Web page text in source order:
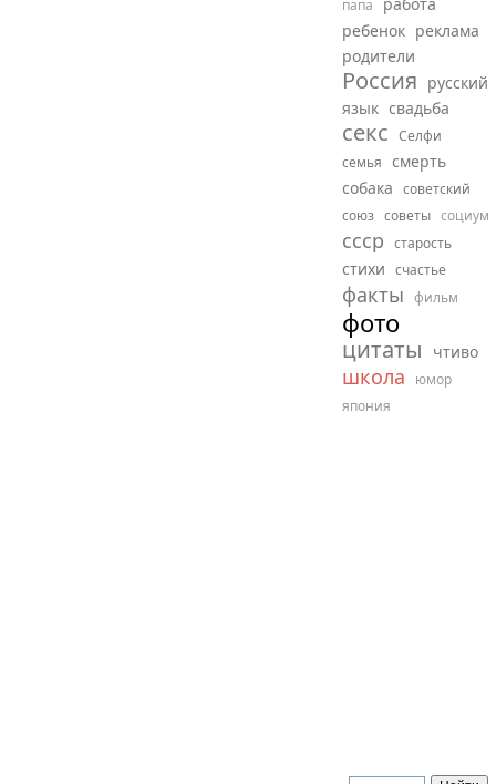
папа
ребенок реклама
родители
Россия русский
язык свадьба
секс Селфи
семья смерть
собака советский
союз советы социум
ссср старость
стихи счастье
факты фильм
фото
цитаты чтиво
школа
юмор
япония